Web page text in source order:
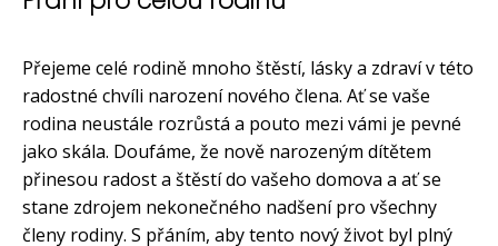
Přejeme celé rodině mnoho štěstí, lásky a zdraví v této
radostné chvíli narození nového člena. Ať se vaše
rodina neustále rozrůstá a pouto mezi vámi je pevné
jako skála. Doufáme, že nově narozeným dítětem
přinesou radost a štěstí do vašeho domova a ať se
stane zdrojem nekonečného nadšení pro všechny
členy rodiny. S přáním, aby tento nový život byl plný